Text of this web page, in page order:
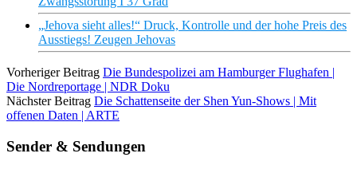
„Jehova sieht alles!“ Druck, Kontrolle und der hohe Preis des
Ausstiegs! Zeugen Jehovas
Vorheriger Beitrag Die Bundespolizei am Hamburger Flughafen |
Die Nordreportage | NDR Doku
Nächster Beitrag Die Schattenseite der Shen Yun-Shows | Mit
offenen Daten | ARTE
Sender & Sendungen